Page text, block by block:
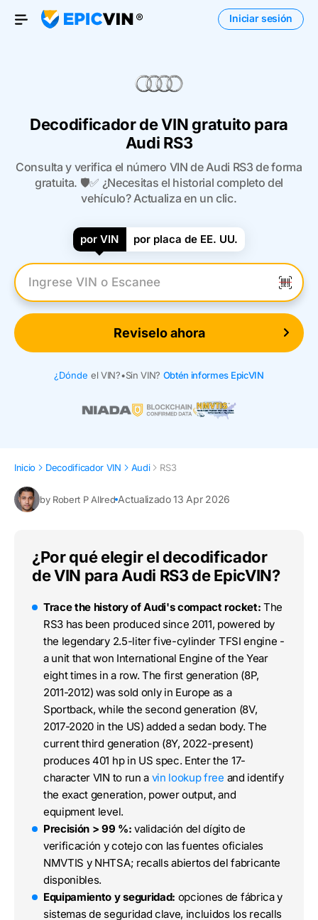
Open Menu
Iniciar sesión
Decodificador de VIN gratuito para
Audi RS3
Consulta y verifica el número VIN de Audi RS3 de forma
gratuita. 🛡️✅ ¿Necesitas el historial completo del
vehículo? Actualiza en un clic.
por VIN por placa de EE. UU.
Introduzca el VIN
Reviselo ahora
¿Dónde el VIN?•Sin VIN? Obtén informes EpicVIN
Inicio Decodificador VIN Audi RS3
by Robert P Allred Actualizado 13 Apr 2026
¿Por qué elegir el decodificador
de VIN para Audi RS3 de EpicVIN?
Trace the history of Audi's compact rocket: The
RS3 has been produced since 2011, powered by
the legendary 2.5-liter five-cylinder TFSI engine -
a unit that won International Engine of the Year
eight times in a row. The first generation (8P,
2011-2012) was sold only in Europe as a
Sportback, while the second generation (8V,
2017-2020 in the US) added a sedan body. The
current third generation (8Y, 2022-present)
produces 401 hp in US spec. Enter the 17-
character VIN to run a vin lookup free and identify
the exact generation, power output, and
equipment level.
Precisión > 99 %: validación del dígito de
verificación y cotejo con las fuentes oficiales
NMVTIS y NHTSA; recalls abiertos del fabricante
disponibles.
Equipamiento y seguridad: opciones de fábrica y
sistemas de seguridad clave, incluidos los recalls